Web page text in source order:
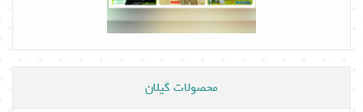
محصولات گیلان